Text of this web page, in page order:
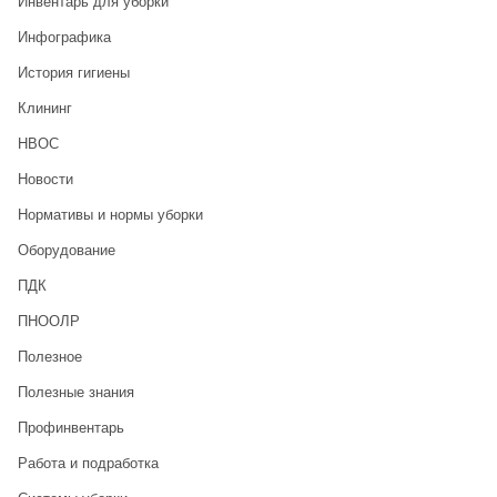
Инфографика
История гигиены
Клининг
НВОС
Новости
Нормативы и нормы уборки
Оборудование
ПДК
ПНООЛР
Полезное
Полезные знания
Профинвентарь
Работа и подработка